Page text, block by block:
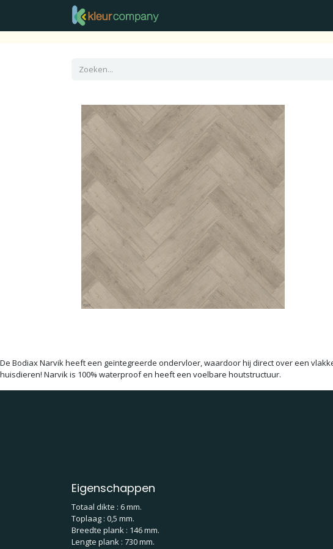
De Bodiax Narvik heeft een geïntegreerde ondervloer, waardoor hij direct over een
huisdieren! Narvik is 100% waterproof en heeft een voelbare houtstructuur.
Eigenschappen
Totaal dikte : 6 mm.
Toplaag : 0,5 mm.
Breedte plank : 146 mm.
Lengte plank : 730 mm.